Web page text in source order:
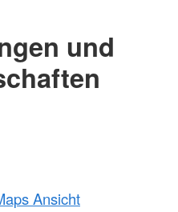
und
Ansicht